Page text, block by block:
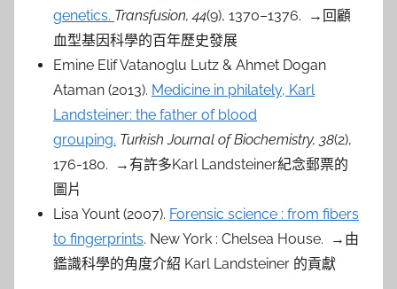
genetics. Transfusion, 44(9), 1370–1376. →回顧
血型基因科學的百年歷史發展
Emine Elif Vatanoglu Lutz & Ahmet Dogan
Ataman (2013). Medicine in philately, Karl
Landsteiner: the father of blood
grouping. Turkish Journal of Biochemistry, 38(2),
176-180. →有許多Karl Landsteiner紀念郵票的
圖片
Lisa Yount (2007). Forensic science : from fibers
to fingerprints. New York : Chelsea House. →由
鑑識科學的角度介紹 Karl Landsteiner 的貢獻